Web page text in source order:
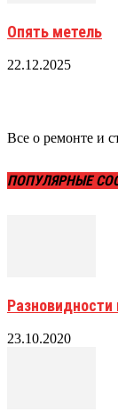
Опять метель
22.12.2025
Все о ремонте и
ПОПУЛЯРНЫЕ
23.10.2020